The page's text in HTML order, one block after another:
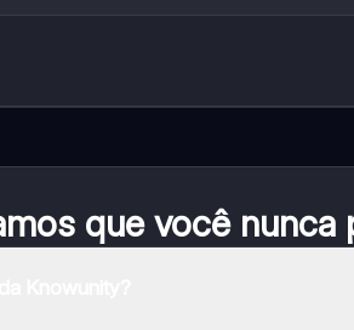
que você nunca